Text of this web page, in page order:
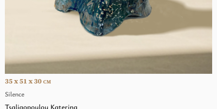
Silence
35 x 51 x 30 CM
Tsaligopoulou Katerina